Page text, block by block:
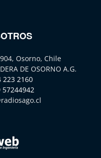
Osorno, Chile
DE OSORNO A.G.
223 2160
57244942